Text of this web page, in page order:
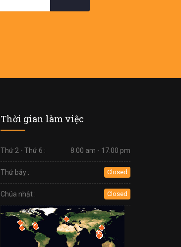
Thời gian làm việc
Thứ 2 - Thứ 6 : 8.00 am - 17.00 pm
Thứ bảy : Closed
Chúa nhật : Closed